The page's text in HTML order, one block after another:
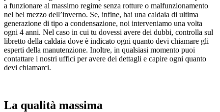
a funzionare al massimo regime senza rotture o malfunzionamento
nel bel mezzo dell’inverno. Se, infine, hai una caldaia di ultima
generazione di tipo a condensazione, noi interveniamo una volta
ogni 4 anni. Nel caso in cui tu dovessi avere dei dubbi, controlla sul
libretto della caldaia dove è indicato ogni quanto devi chiamare gli
esperti della manutenzione. Inoltre, in qualsiasi momento puoi
contattare i nostri uffici per avere dei dettagli e capire ogni quanto
devi chiamarci.
La qualità massima